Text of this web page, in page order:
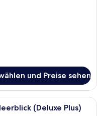
und Preise sehen
Hotelzimmer mit zwei
(Deluxe Plus)